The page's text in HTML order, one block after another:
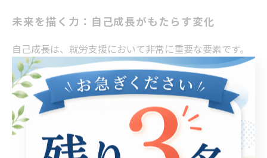
未来を描く力：自己成長がもたらす変化
自己成長は、就労支援において非常に重要な要素です。
特に、障害者や就労困難者にとって、自己成長を促すこ
とは、彼らが自信を持って社会参加し、自己実現を果た
すための基盤となります。就労支援の現場では、個々の
ニーズに応じた支援を行うことで、参加者が自分自身を
再発見し、新たなスキルを習得する機会を提供していま